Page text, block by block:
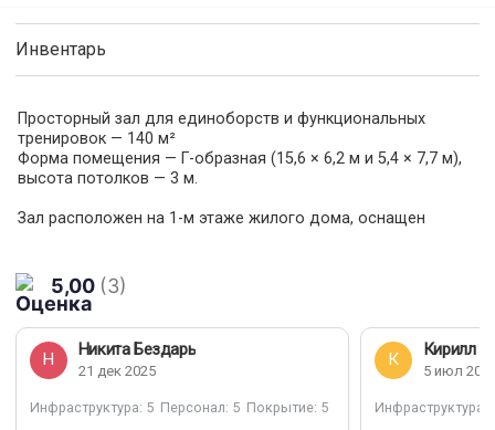
Инвентарь
Просторный зал для единоборств и функциональных
тренировок — 140 м²
Форма помещения — Г-образная (15,6 × 6,2 м и 5,4 × 7,7 м),
высота потолков — 3 м.
Зал расположен на 1-м этаже жилого дома, оснащен
татами «ласточкин хвост» по всей площади.
Зал идеально подходит для: единоборств (бокс, борьба,
ММА и др.), функционального тренинга, фитнеса и ОФП,
йоги и растяжки, групповых и персональных занятий.
Инфраструктура и инвентарь: раздевалки и душевые,
боксерские мешки, перчатки, лапы, макивары, мягкие маты,
5,00 (3)
Н
Никита Бездарь
21 дек 2025
Инфраструктура: 5 Персонал: 5 Покрытие: 5
К
Кирилл
5 июл
Инфраструктура